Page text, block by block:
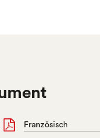
Französisch